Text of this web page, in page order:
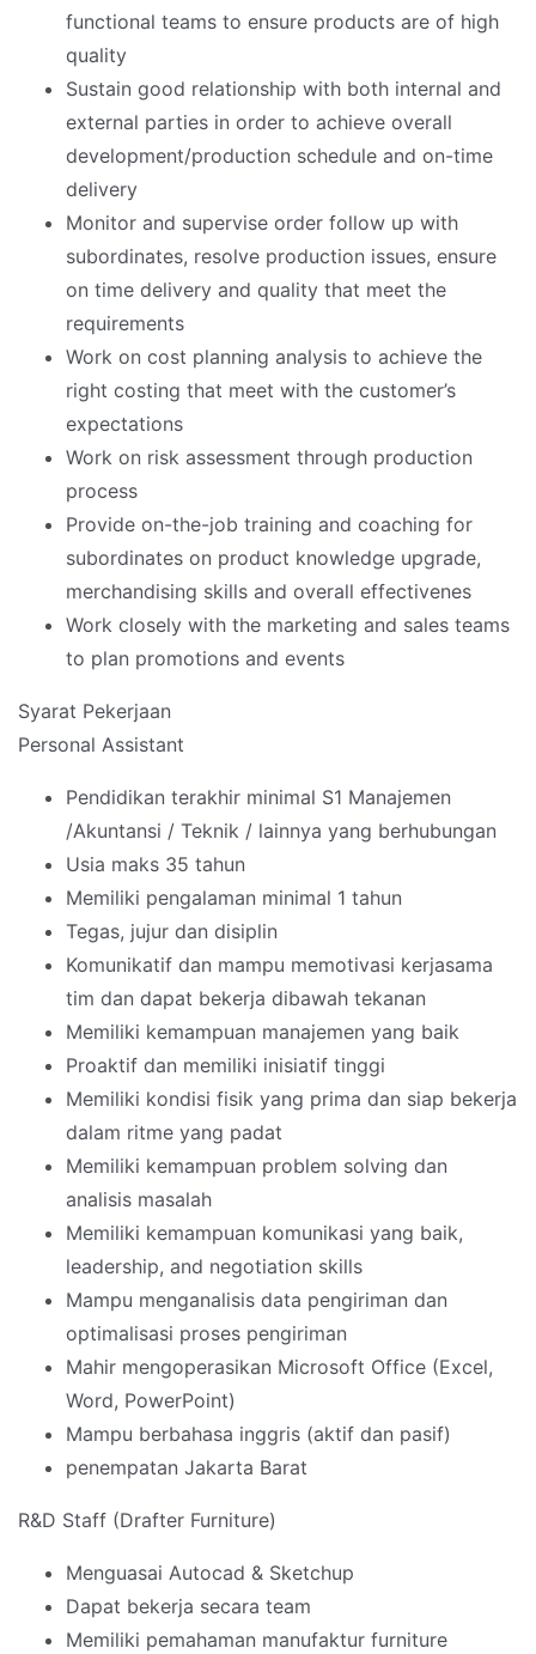
functional teams to ensure products are of high
quality
Sustain good relationship with both internal and
external parties in order to achieve overall
development/production schedule and on-time
delivery
Monitor and supervise order follow up with
subordinates, resolve production issues, ensure
on time delivery and quality that meet the
requirements
Work on cost planning analysis to achieve the
right costing that meet with the customer’s
expectations
Work on risk assessment through production
process
Provide on-the-job training and coaching for
subordinates on product knowledge upgrade,
merchandising skills and overall effectivenes
Work closely with the marketing and sales teams
to plan promotions and events
Syarat Pekerjaan
Personal Assistant
Pendidikan terakhir minimal S1 Manajemen
/Akuntansi / Teknik / lainnya yang berhubungan
Usia maks 35 tahun
Memiliki pengalaman minimal 1 tahun
Tegas, jujur dan disiplin
Komunikatif dan mampu memotivasi kerjasama
tim dan dapat bekerja dibawah tekanan
Memiliki kemampuan manajemen yang baik
Proaktif dan memiliki inisiatif tinggi
Memiliki kondisi fisik yang prima dan siap bekerja
dalam ritme yang padat
Memiliki kemampuan problem solving dan
analisis masalah
Memiliki kemampuan komunikasi yang baik,
leadership, and negotiation skills
Mampu menganalisis data pengiriman dan
optimalisasi proses pengiriman
Mahir mengoperasikan Microsoft Office (Excel,
Word, PowerPoint)
Mampu berbahasa inggris (aktif dan pasif)
penempatan Jakarta Barat
R&D Staff (Drafter Furniture)
Menguasai Autocad & Sketchup
Dapat bekerja secara team
Memiliki pemahaman manufaktur furniture